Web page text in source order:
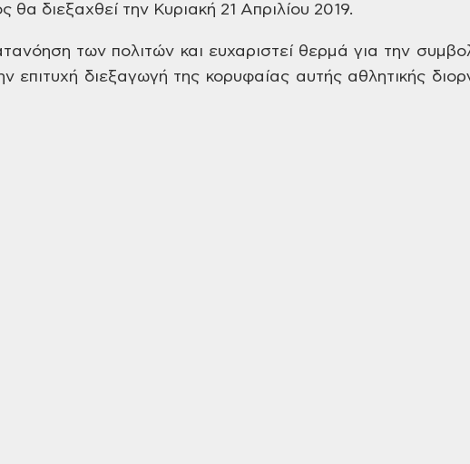
θα διεξαχθεί την Κυριακή 21 Απριλίου 2019.
των πολιτών και ευχαριστεί θερμά για την
επιτυχή διεξαγωγή της κορυφαίας αυτής αθλητικής